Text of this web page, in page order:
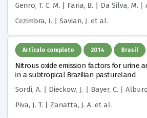
Genro, T. C. M. | Faria, B. | Da Silva, M. |
Cezimbra, I. | Savian, J. et al.
Artículo completo 2014 Brasil
Nitrous oxide emission factors for urine
in a subtropical Brazilian pastureland
Sordi, A. | Dieckow, J. | Bayer, C. |
Piva, J. T. | Zanatta, J. A. et al.